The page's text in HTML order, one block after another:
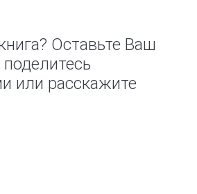
Оставьте Ваш
или расскажите